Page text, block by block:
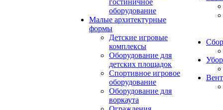
гостиничное
оборудование
Малые архитектурные
формы
Детские игровые
комплексы
Оборудование для
детских площадок
Спортивное игровое
оборудование
Оборудование для
воркаута